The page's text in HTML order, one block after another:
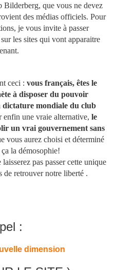
Bilderberg, que vous ne devez
des médias officiels. Pour
je vous invite à passer
les sites qui vont apparaitre
ceci : vous français, êtes le
à disposer du pouvoir
dictature mondiale du club
enfin une vraie alternative, le
un vrai gouvernement sans
vous aurez choisi et déterminé
ça la démosophie!
pas passer cette unique
de retrouver notre liberté .
:
dimension